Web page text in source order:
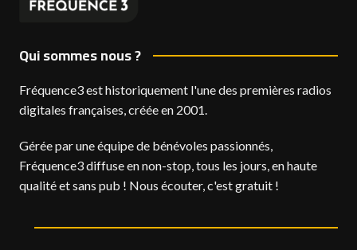
Qui sommes nous ?
Fréquence3 est historiquement l'une des premières radios
digitales françaises, créée en 2001.
Gérée par une équipe de bénévoles passionnés,
Fréquence3 diffuse en non-stop, tous les jours, en haute
qualité et sans pub ! Nous écouter, c'est gratuit !